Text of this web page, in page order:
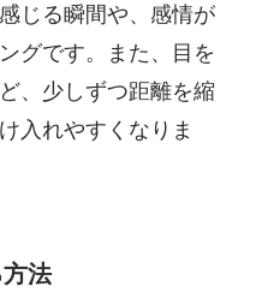
じる瞬間や、感情が
グです。また、目を
、少しずつ距離を縮
入れやすくなりま
法